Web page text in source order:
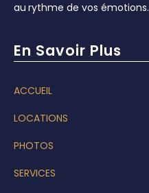
au rythme de vos émotions.
En Savoir Plus
ACCUEIL
LOCATIONS
PHOTOS
SERVICES